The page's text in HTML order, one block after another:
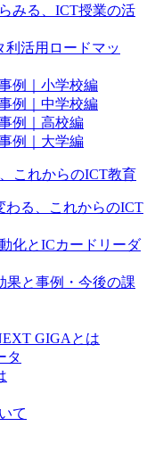
みる、ICT授業の活
活用ロードマッ
例｜小学校編
例｜中学校編
例｜高校編
例｜大学編
これからのICT教育
わる、これからのICT
化とICカードリーダ
果と事例・今後の課
GIGAとは
タ
て